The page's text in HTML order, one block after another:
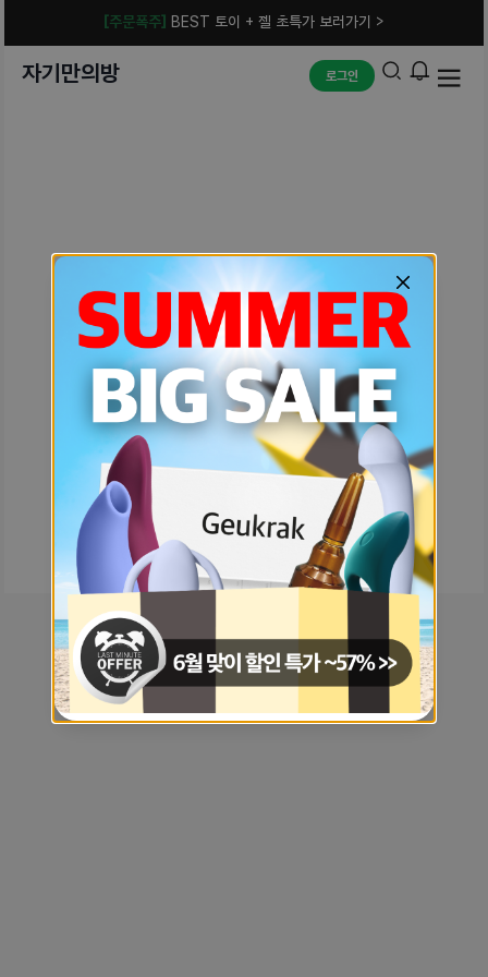
[주문폭주] BEST 토이 + 젤 초특가 보러가기 >
자기만의방 로그인
예상치 못한 에러입니다.